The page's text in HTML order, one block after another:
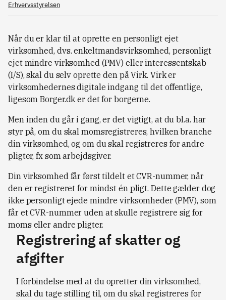
Erhvervsstyrelsen
Når du er klar til at oprette en personligt ejet
virksomhed, dvs. enkeltmandsvirksomhed, personligt
ejet mindre virksomhed (PMV) eller interessentskab
(I/S), skal du selv oprette den på Virk. Virk er
virksomhedernes digitale indgang til det offentlige,
ligesom Borger.dk er det for borgerne.
Men inden du går i gang, er det vigtigt, at du bl.a. har
styr på, om du skal momsregistreres, hvilken branche
din virksomhed, og om du skal registreres for andre
pligter, fx som arbejdsgiver.
Din virksomhed får først tildelt et CVR-nummer, når
den er registreret for mindst én pligt. Dette gælder dog
ikke personligt ejede mindre virksomheder (PMV), som
får et CVR-nummer uden at skulle registrere sig for
moms eller andre pligter.
Registrering af skatter og
afgifter
I forbindelse med at du opretter din virksomhed,
skal du tage stilling til, om du skal registreres for